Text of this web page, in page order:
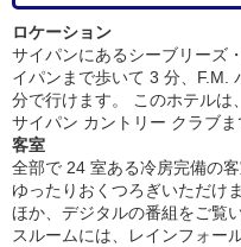
ロケーション
サイパンにあるシーブリーズ
イパンまで歩いて 3 分、F.M.
分で行けます。 このホテルは
サイパン カントリー クラブ
客室
全部で 24 室ある冷房完備の
ゆったりおくつろぎいただけ
ほか、デジタルの番組をご覧
スルームには、レインフォー